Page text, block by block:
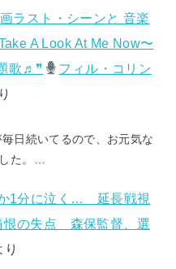
ラスト・シーンと 音楽
A Look At Me Now〜
歌♬❞
フィル・コリン
日続いてるので、お元気な
た。…
か1分に泣く… 延長戦視
恨の失点 森保監督、選
り